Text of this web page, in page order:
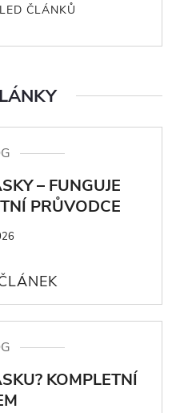
ČLÁNKŮ
– FUNGUJE
PRŮVODCE
KOMPLETNÍ